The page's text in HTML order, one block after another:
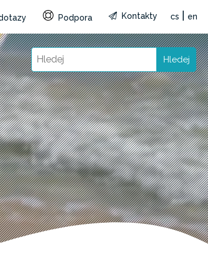
Podpora Kontakty cs en
Hledej